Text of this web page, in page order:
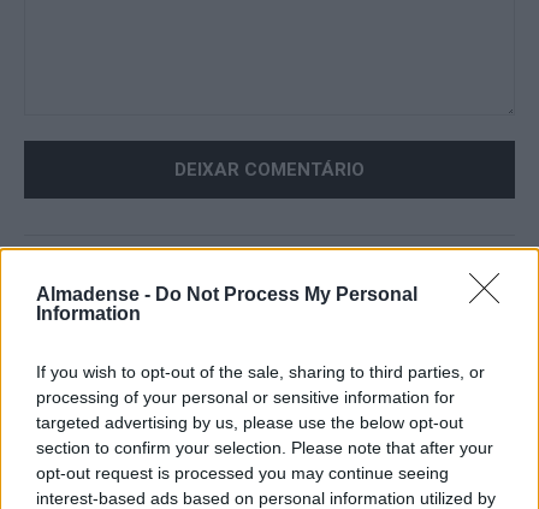
Almadense - Do Not Process My Personal
Information
If you wish to opt-out of the sale, sharing to third parties, or
processing of your personal or sensitive information for
targeted advertising by us, please use the below opt-out
section to confirm your selection. Please note that after your
opt-out request is processed you may continue seeing
interest-based ads based on personal information utilized by
Cinema regressa à FCT
NOVA com ciclo alusivo ao
Egas Moniz recebe
migrações
PUBLICIDADE